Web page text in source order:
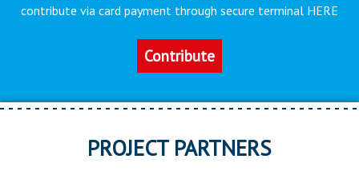
contribute via card payment through secure terminal HERE
Contribute
PROJECT PARTNERS